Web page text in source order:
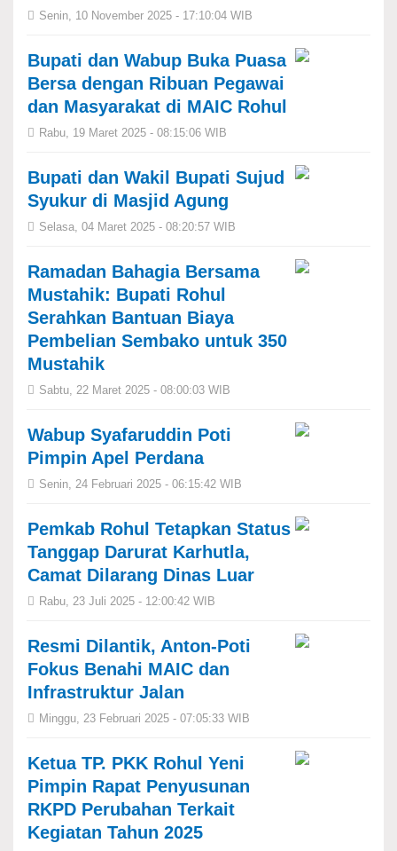
Senin, 10 November 2025 - 17:10:04 WIB
Bupati dan Wabup Buka Puasa
Bersa dengan Ribuan Pegawai
dan Masyarakat di MAIC Rohul
Rabu, 19 Maret 2025 - 08:15:06 WIB
Bupati dan Wakil Bupati Sujud
Syukur di Masjid Agung
Selasa, 04 Maret 2025 - 08:20:57 WIB
Ramadan Bahagia Bersama
Mustahik: Bupati Rohul
Serahkan Bantuan Biaya
Pembelian Sembako untuk 350
Mustahik
Sabtu, 22 Maret 2025 - 08:00:03 WIB
Wabup Syafaruddin Poti
Pimpin Apel Perdana
Senin, 24 Februari 2025 - 06:15:42 WIB
Pemkab Rohul Tetapkan Status
Tanggap Darurat Karhutla,
Camat Dilarang Dinas Luar
Rabu, 23 Juli 2025 - 12:00:42 WIB
Resmi Dilantik, Anton-Poti
Fokus Benahi MAIC dan
Infrastruktur Jalan
Minggu, 23 Februari 2025 - 07:05:33 WIB
Ketua TP. PKK Rohul Yeni
Pimpin Rapat Penyusunan
RKPD Perubahan Terkait
Kegiatan Tahun 2025